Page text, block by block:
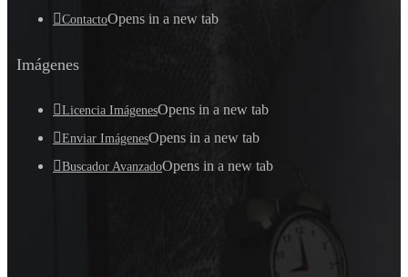
ContactoOpens in a new tab
Imágenes
Licencia ImágenesOpens in a new tab
Enviar ImágenesOpens in a new tab
Buscador AvanzadoOpens in a new tab